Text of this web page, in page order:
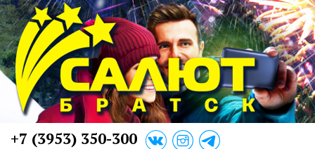
+7 (3953) 350-300